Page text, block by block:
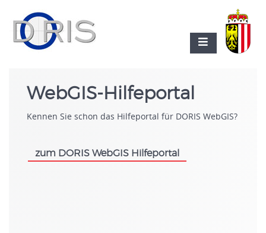
WebGIS-Hilfeportal
Kennen Sie schon das Hilfeportal für DORIS WebGIS?
zum DORIS WebGIS Hilfeportal